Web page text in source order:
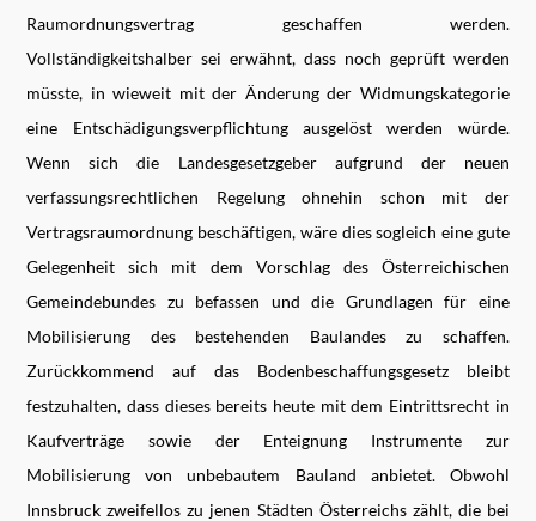
Raumordnungsvertrag geschaffen werden.
Vollständigkeitshalber sei erwähnt, dass noch geprüft werden
müsste, in wieweit mit der Änderung der Widmungskategorie
eine Entschädigungsverpflichtung ausgelöst werden würde.
Wenn sich die Landesgesetzgeber aufgrund der neuen
verfassungsrechtlichen Regelung ohnehin schon mit der
Vertragsraumordnung beschäftigen, wäre dies sogleich eine gute
Gelegenheit sich mit dem Vorschlag des Österreichischen
Gemeindebundes zu befassen und die Grundlagen für eine
Mobilisierung des bestehenden Baulandes zu schaffen.
Zurückkommend auf das Bodenbeschaffungsgesetz bleibt
festzuhalten, dass dieses bereits heute mit dem Eintrittsrecht in
Kaufverträge sowie der Enteignung Instrumente zur
Mobilisierung von unbebautem Bauland anbietet. Obwohl
Innsbruck zweifellos zu jenen Städten Österreichs zählt, die bei